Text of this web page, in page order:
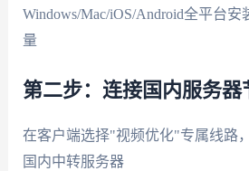
Windows/Mac/iOS/Android全平台
量
第二步：连接国内服务器
在客户端选择"视频优化"专属线路
国内中转服务器